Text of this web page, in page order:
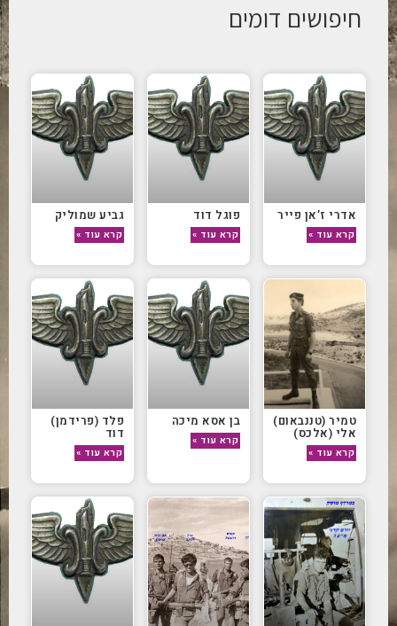
חיפושים דומים
אדרי ז’אן פייר
קרא עוד »
פוגל דוד
קרא עוד »
גביע שמוליק
קרא עוד »
טמיר (טננבאום)
אלי (אלכס)
קרא עוד »
בן אסא מיכה
קרא עוד »
פלד (פרידמן)
דוד
קרא עוד »